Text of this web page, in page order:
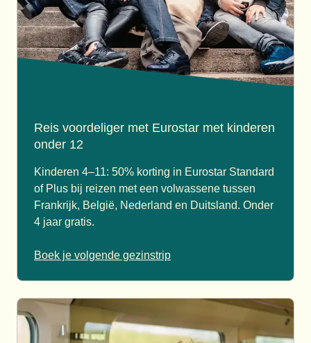
Reis voordeliger met Eurostar met kinderen
onder 12
Kinderen 4–11: 50% korting in Eurostar Standard
of Plus bij reizen met een volwassene tussen
Frankrijk, België, Nederland en Duitsland. Onder
4 jaar gratis.
Boek je volgende gezinstrip